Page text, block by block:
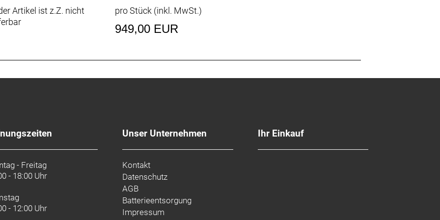
gedichtetes Patronenlager, 1 1/8"
17 mm Innenweite, Presta-Ventil
von Shimano, 130 x 5 mm
Artikel ist z.Z. nicht
pro Stück (inkl. MwSt.)
949,00 EUR
- Freitag
- 18:00 Uhr
- 12:00 Uhr
Unser Unternehmen
Kontakt
Datenschutz
AGB
Batterieentsorgung
Impressum
Ihr Einkauf